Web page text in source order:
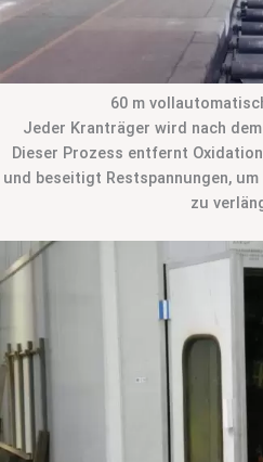
60 m
Jeder Kranträger wird nach
Dieser Prozess entfernt
und beseitigt Restspannungen,
zu